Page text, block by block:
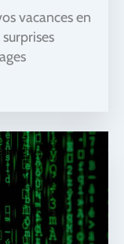
vacances en